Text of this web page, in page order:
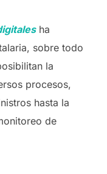
ha
sobre todo
la
procesos,
hasta la
de